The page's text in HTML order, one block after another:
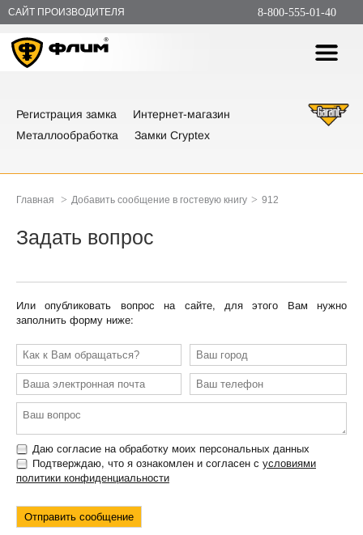
САЙТ ПРОИЗВОДИТЕЛЯ 8-800-555-01-40
Регистрация замка
Интернет-магазин
Металлообработка
Замки Cryptex
Главная > Добавить сообщение в гостевую книгу > 912
Задать вопрос
Или опубликовать вопрос на сайте, для этого Вам нужно
заполнить форму ниже:
Даю согласие на обработку моих персональных данных
Подтверждаю, что я ознакомлен и согласен с условиями
политики конфиденциальности